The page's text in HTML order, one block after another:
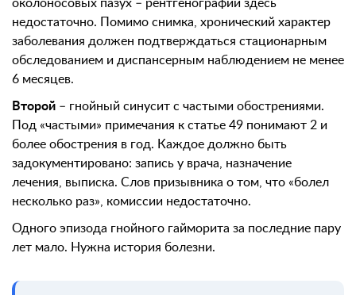
околоносовых пазух – рентгенографии здесь
недостаточно. Помимо снимка, хронический характер
заболевания должен подтверждаться стационарным
обследованием и диспансерным наблюдением не менее
6 месяцев.
Второй – гнойный синусит с частыми обострениями.
Под «частыми» примечания к статье 49 понимают 2 и
более обострения в год. Каждое должно быть
задокументировано: запись у врача, назначение
лечения, выписка. Слов призывника о том, что «болел
несколько раз», комиссии недостаточно.
Одного эпизода гнойного гайморита за последние пару
лет мало. Нужна история болезни.